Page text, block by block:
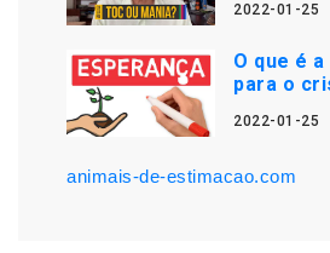
2022-01-25
O que é
para o
2022-01-25
animais-de-estimacao.com